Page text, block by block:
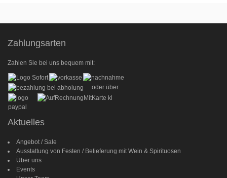
Zahlungsarten
Zahlen Sie bei uns bequem mit:
oder über
Aktuelles
Angebot / Sale
Ausstattung von Festen / Belieferung mit Wein & Spirituosen
Über uns
Events